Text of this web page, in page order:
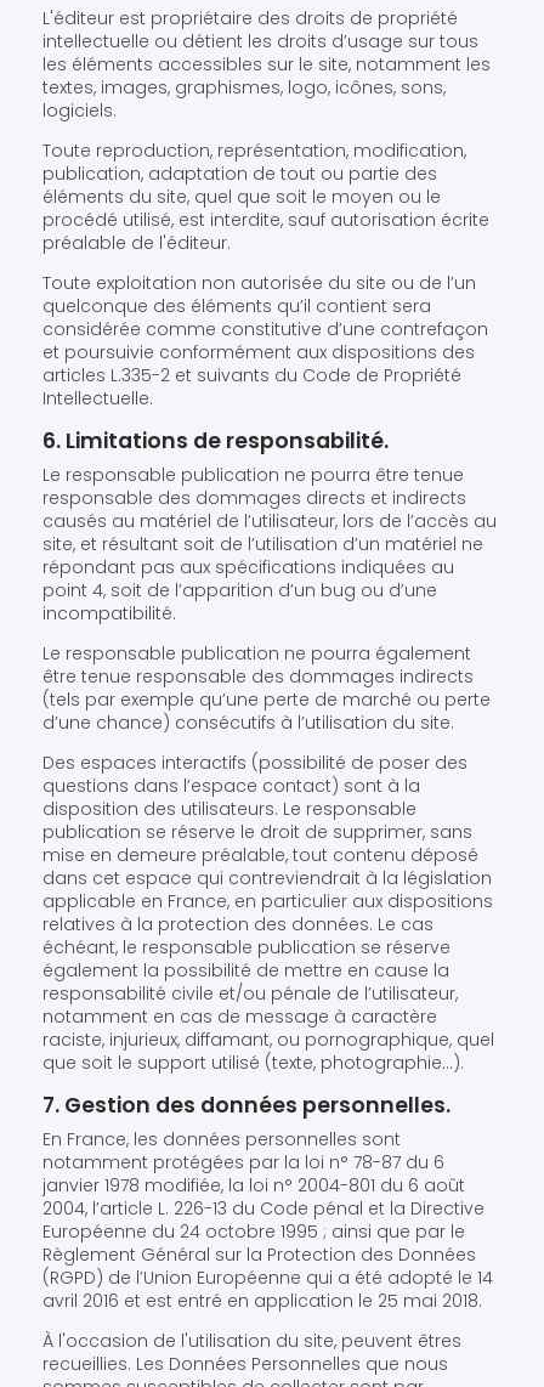
L'éditeur est propriétaire des droits de propriété
intellectuelle ou détient les droits d’usage sur tous
les éléments accessibles sur le site, notamment les
textes, images, graphismes, logo, icônes, sons,
logiciels.
Toute reproduction, représentation, modification,
publication, adaptation de tout ou partie des
éléments du site, quel que soit le moyen ou le
procédé utilisé, est interdite, sauf autorisation écrite
préalable de l'éditeur.
Toute exploitation non autorisée du site ou de l’un
quelconque des éléments qu’il contient sera
considérée comme constitutive d’une contrefaçon
et poursuivie conformément aux dispositions des
articles L.335-2 et suivants du Code de Propriété
Intellectuelle.
6. Limitations de responsabilité.
Le responsable publication ne pourra être tenue
responsable des dommages directs et indirects
causés au matériel de l’utilisateur, lors de l’accès au
site, et résultant soit de l’utilisation d’un matériel ne
répondant pas aux spécifications indiquées au
point 4, soit de l’apparition d’un bug ou d’une
incompatibilité.
Le responsable publication ne pourra également
être tenue responsable des dommages indirects
(tels par exemple qu’une perte de marché ou perte
d’une chance) consécutifs à l’utilisation du site.
Des espaces interactifs (possibilité de poser des
questions dans l’espace contact) sont à la
disposition des utilisateurs. Le responsable
publication se réserve le droit de supprimer, sans
mise en demeure préalable, tout contenu déposé
dans cet espace qui contreviendrait à la législation
applicable en France, en particulier aux dispositions
relatives à la protection des données. Le cas
échéant, le responsable publication se réserve
également la possibilité de mettre en cause la
responsabilité civile et/ou pénale de l’utilisateur,
notamment en cas de message à caractère
raciste, injurieux, diffamant, ou pornographique, quel
que soit le support utilisé (texte, photographie…).
7. Gestion des données personnelles.
En France, les données personnelles sont
notamment protégées par la loi n° 78-87 du 6
janvier 1978 modifiée, la loi n° 2004-801 du 6 août
2004, l’article L. 226-13 du Code pénal et la Directive
Européenne du 24 octobre 1995 ; ainsi que par le
Règlement Général sur la Protection des Données
(RGPD) de l’Union Européenne qui a été adopté le 14
avril 2016 et est entré en application le 25 mai 2018.
À l'occasion de l'utilisation du site, peuvent êtres
recueillies. Les Données Personnelles que nous